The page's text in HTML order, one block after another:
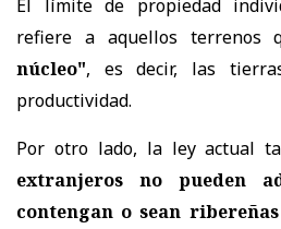
El límite de propiedad
refiere a aquellos terrenos
núcleo", es decir, las
productividad.
Por otro lado, la ley actual
extranjeros no pueden
contengan o sean